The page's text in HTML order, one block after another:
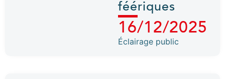
féériques
16/12/2025
Éclairage public